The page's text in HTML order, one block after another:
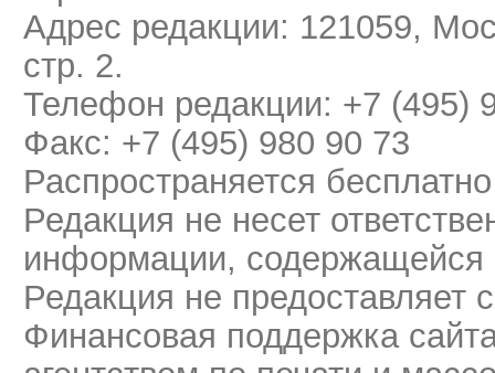
Адрес редакции: 121059,
стр. 2.
Телефон редакции: +7 (495)
Факс: +7 (495) 980 90 73
Распространяется бесплатно
Редакция не несет
информации, содержащейся
Редакция не предоставляет
Финансовая поддержка